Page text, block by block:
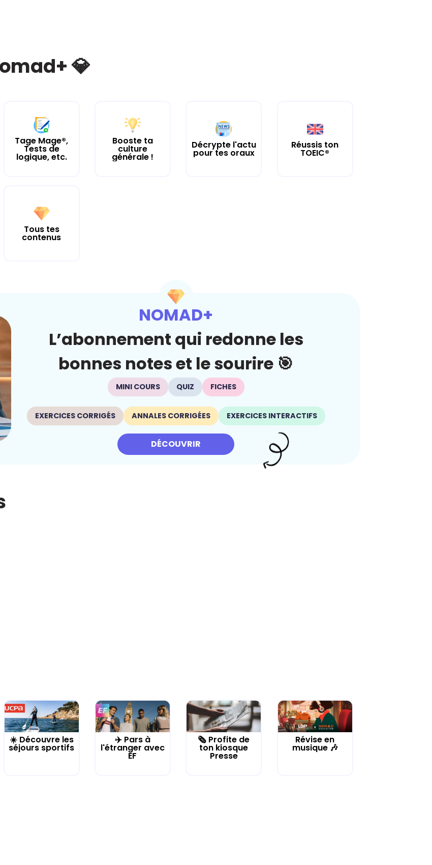
💎
Tage Mage®,
Tests de
logique, etc.
Booste ta
culture
générale !
Décrypte l'actu
pour tes oraux
Réussis ton
TOEIC®
Tous tes
contenus
NOMAD+
L’abonnement qui redonne les
bonnes notes et le sourire 🎯
MINI COURS QUIZ FICHES
EXERCICES CORRIGÉS ANNALES CORRIGÉES EXERCICES INTERACTIFS
DÉCOUVRIR
☀️ Découvre les
séjours sportifs
✈️ Pars à
l'étranger avec
EF
🗞️ Profite de
ton kiosque
Presse
Révise en
musique 🎶